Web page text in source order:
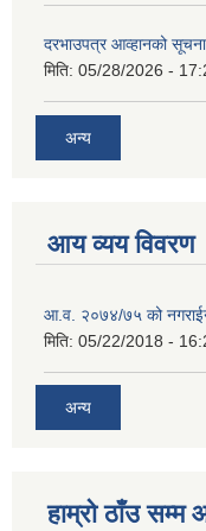
दरभाउपत्र आव्हानको सूचना
मिति: 05/28/2026 -
अन्य
आय व्यय विवरण
आ.व. २०७४/७५ को
मिति: 05/22/2018 -
अन्य
हाम्रो ठाँउ